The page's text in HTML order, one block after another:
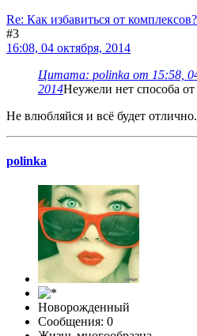
Re: Как избавиться от комплексов?
#3
16:08, 04 октября, 2014
Цитата: polinka от 15:58,
2014Неужели нет способа
Не влюбляйся и всё будет отлично.
polinka
Новорожденный
Сообщения: 0